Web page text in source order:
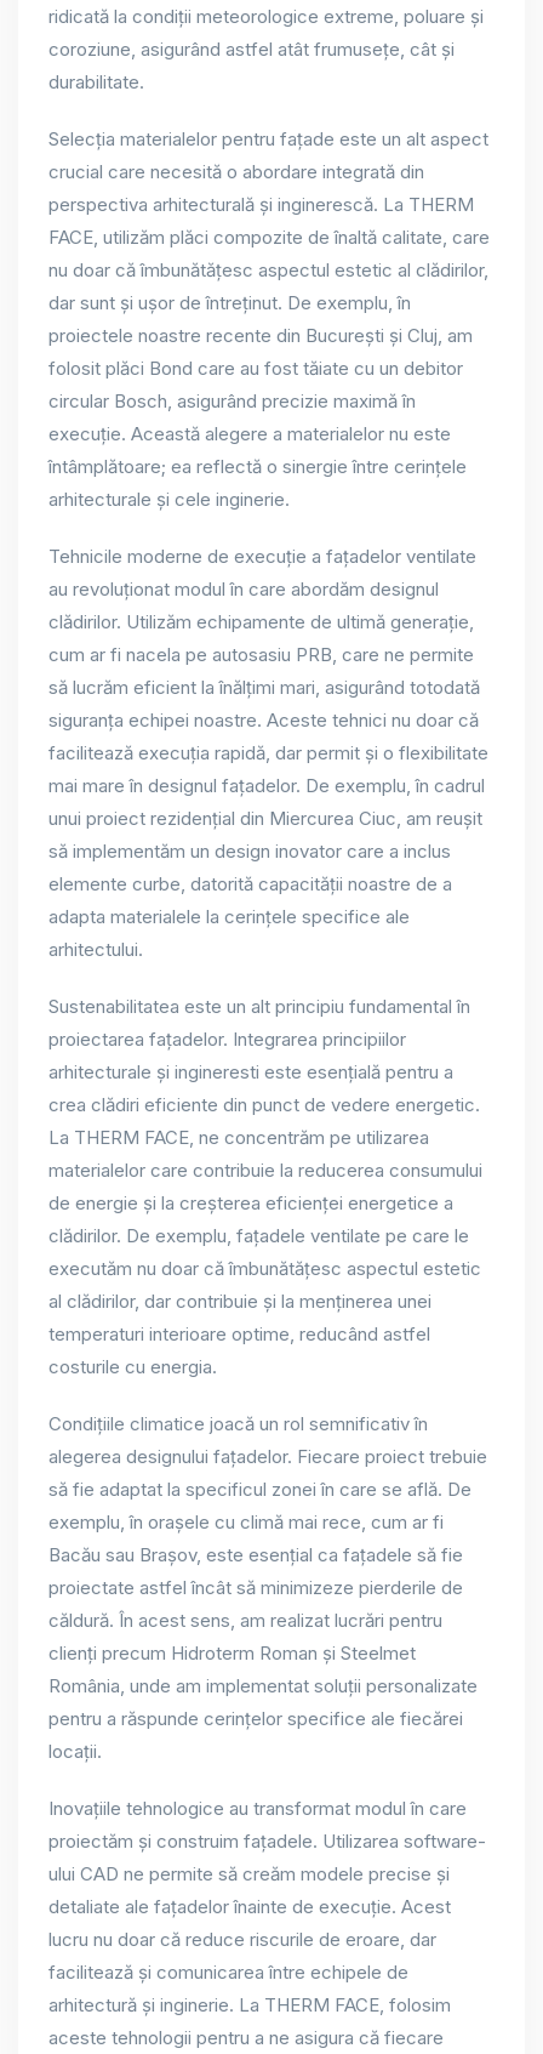
ridicată la condiții meteorologice extreme, poluare și
coroziune, asigurând astfel atât frumusețe, cât și
durabilitate.
Selecția materialelor pentru fațade este un alt aspect
crucial care necesită o abordare integrată din
perspectiva arhitecturală și inginerescă. La THERM
FACE, utilizăm plăci compozite de înaltă calitate, care
nu doar că îmbunătățesc aspectul estetic al clădirilor,
dar sunt și ușor de întreținut. De exemplu, în
proiectele noastre recente din București și Cluj, am
folosit plăci Bond care au fost tăiate cu un debitor
circular Bosch, asigurând precizie maximă în
execuție. Această alegere a materialelor nu este
întâmplătoare; ea reflectă o sinergie între cerințele
arhitecturale și cele inginerie.
Tehnicile moderne de execuție a fațadelor ventilate
au revoluționat modul în care abordăm designul
clădirilor. Utilizăm echipamente de ultimă generație,
cum ar fi nacela pe autosasiu PRB, care ne permite
să lucrăm eficient la înălțimi mari, asigurând totodată
siguranța echipei noastre. Aceste tehnici nu doar că
facilitează execuția rapidă, dar permit și o flexibilitate
mai mare în designul fațadelor. De exemplu, în cadrul
unui proiect rezidențial din Miercurea Ciuc, am reușit
să implementăm un design inovator care a inclus
elemente curbe, datorită capacității noastre de a
adapta materialele la cerințele specifice ale
arhitectului.
Sustenabilitatea este un alt principiu fundamental în
proiectarea fațadelor. Integrarea principiilor
arhitecturale și ingineresti este esențială pentru a
crea clădiri eficiente din punct de vedere energetic.
La THERM FACE, ne concentrăm pe utilizarea
materialelor care contribuie la reducerea consumului
de energie și la creșterea eficienței energetice a
clădirilor. De exemplu, fațadele ventilate pe care le
executăm nu doar că îmbunătățesc aspectul estetic
al clădirilor, dar contribuie și la menținerea unei
temperaturi interioare optime, reducând astfel
costurile cu energia.
Condițiile climatice joacă un rol semnificativ în
alegerea designului fațadelor. Fiecare proiect trebuie
să fie adaptat la specificul zonei în care se află. De
exemplu, în orașele cu climă mai rece, cum ar fi
Bacău sau Brașov, este esențial ca fațadele să fie
proiectate astfel încât să minimizeze pierderile de
căldură. În acest sens, am realizat lucrări pentru
clienți precum Hidroterm Roman și Steelmet
România, unde am implementat soluții personalizate
pentru a răspunde cerințelor specifice ale fiecărei
locații.
Inovațiile tehnologice au transformat modul în care
proiectăm și construim fațadele. Utilizarea software-
ului CAD ne permite să creăm modele precise și
detaliate ale fațadelor înainte de execuție. Acest
lucru nu doar că reduce riscurile de eroare, dar
facilitează și comunicarea între echipele de
arhitectură și inginerie. La THERM FACE, folosim
aceste tehnologii pentru a ne asigura că fiecare